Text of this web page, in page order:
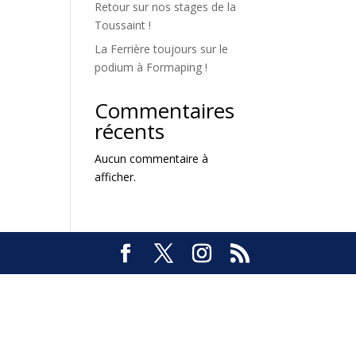
Retour sur nos stages de la
Toussaint !
La Ferrière toujours sur le
podium à Formaping !
Commentaires
récents
Aucun commentaire à
afficher.